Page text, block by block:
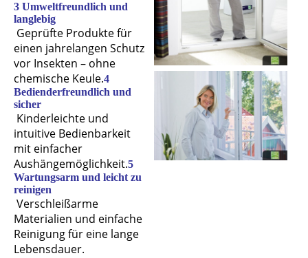
3 Umweltfreundlich und
langlebig
Geprüfte Produkte für
einen jahrelangen Schutz
vor Insekten – ohne
chemische Keule.4
Bedienderfreundlich und
sicher
Kinderleichte und
intuitive Bedienbarkeit
mit einfacher
Aushängemöglichkeit.5
Wartungsarm und leicht zu
reinigen
Verschleißarme
Materialien und einfache
Reinigung für eine lange
Lebensdauer.